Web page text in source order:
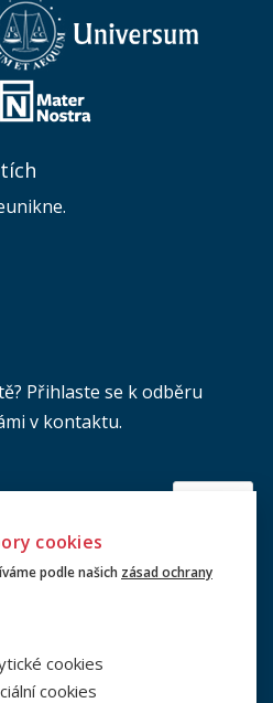
Přihlaste se k odběru
v kontaktu.
na výše uvedenou adresu a
údajů dle dokumentu níže.
cookies
podle našich zásad ochrany
cookies
cookies